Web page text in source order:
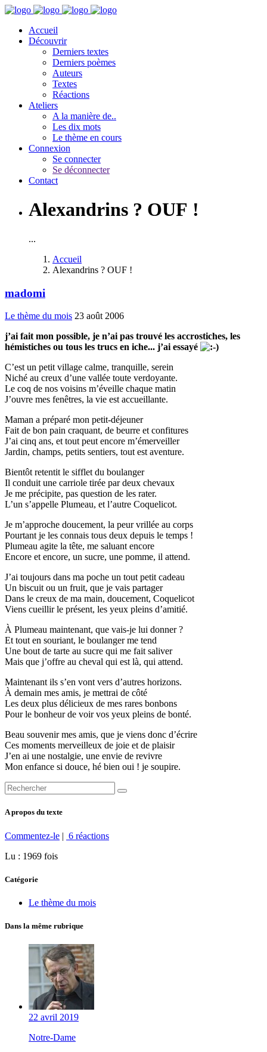
Accueil
Découvrir
Derniers textes
Derniers poèmes
Auteurs
Textes
Réactions
Ateliers
A la manière de..
Les dix mots
Le thème en cours
Connexion
Se connecter
Se déconnecter
Contact
Alexandrins ? OUF !
...
Accueil
Alexandrins ? OUF !
madomi
Le thème du mois 23 août 2006
j’ai fait mon possible, je n’ai pas trouvé les accrostiches, les
hémistiches ou tous les trucs en iche... j’ai essayé
C’est un petit village calme, tranquille, serein
Niché au creux d’une vallée toute verdoyante.
Le coq de nos voisins m’éveille chaque matin
J’ouvre mes fenêtres, la vie est accueillante.
Maman a préparé mon petit-déjeuner
Fait de bon pain craquant, de beurre et confitures
J’ai cinq ans, et tout peut encore m’émerveiller
Jardin, champs, petits sentiers, tout est aventure.
Bientôt retentit le sifflet du boulanger
Il conduit une carriole tirée par deux chevaux
Je me précipite, pas question de les rater.
L’un s’appelle Plumeau, et l’autre Coquelicot.
Je m’approche doucement, la peur vrillée au corps
Pourtant je les connais tous deux depuis le temps !
Plumeau agite la tête, me saluant encore
Encore et encore, un sucre, une pomme, il attend.
J’ai toujours dans ma poche un tout petit cadeau
Un biscuit ou un fruit, que je vais partager
Dans le creux de ma main, doucement, Coquelicot
Viens cueillir le présent, les yeux pleins d’amitié.
À Plumeau maintenant, que vais-je lui donner ?
Et tout en souriant, le boulanger me tend
Une bout de tarte au sucre qui me fait saliver
Mais que j’offre au cheval qui est là, qui attend.
Maintenant ils s’en vont vers d’autres horizons.
À demain mes amis, je mettrai de côté
Les deux plus délicieux de mes rares bonbons
Pour le bonheur de voir vos yeux pleins de bonté.
Beau souvenir mes amis, que je viens donc d’écrire
Ces moments merveilleux de joie et de plaisir
J’en ai une nostalgie, une envie de revivre
Mon enfance si douce, hé bien oui ! je soupire.
A propos du texte
Commentez-le | 6 réactions
Lu : 1969 fois
Catégorie
Le thème du mois
Dans la même rubrique
22 avril 2019
Notre-Dame